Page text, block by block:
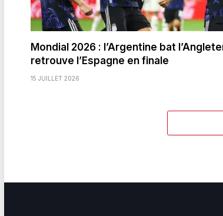
Mondial 2026 : l’Argentine bat
retrouve l’Espagne en finale
15 JUILLET 2026